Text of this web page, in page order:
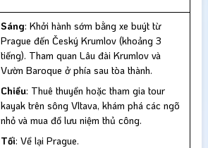
Sáng: Khởi hành sớm bằng xe buýt từ
Prague đến Český Krumlov (khoảng 3
tiếng). Tham quan Lâu đài Krumlov và
Vườn Baroque ở phía sau tòa thành.
Chiều: Thuê thuyền hoặc tham gia tour
kayak trên sông Vltava, khám phá các ngõ
nhỏ và mua đồ lưu niệm thủ công.
Tối: Về lại Prague.